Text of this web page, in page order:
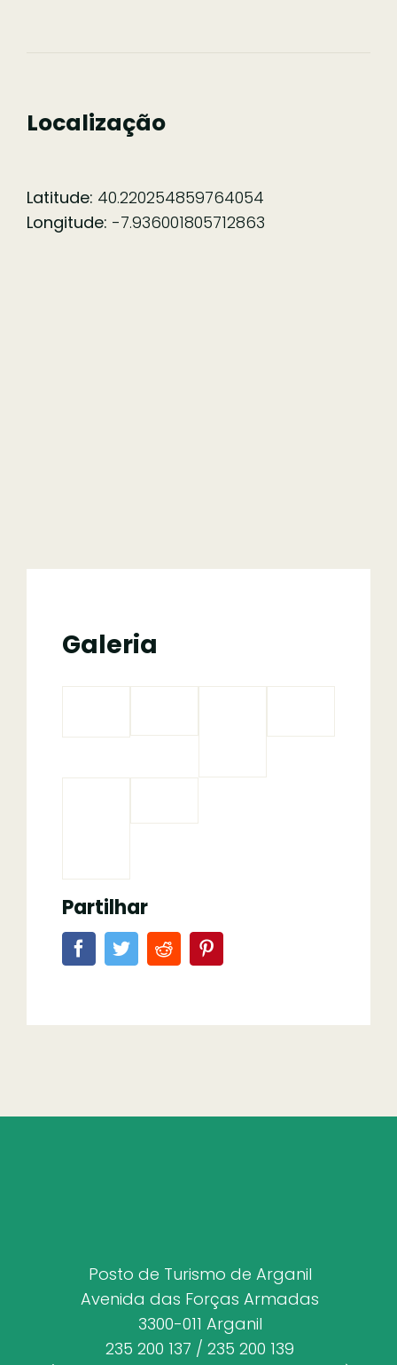
Localização
Latitude: 40.220254859764054
Longitude: -7.936001805712863
Galeria
Partilhar
Posto de Turismo de Arganil
Avenida das Forças Armadas
3300-011 Arganil
235 200 137 / 235 200 139